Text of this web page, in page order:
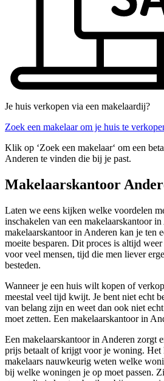
Je huis verkopen via een makelaardij?
Zoek een makelaar om je huis te
Klik op ‘Zoek een makelaar‘ om een
Anderen te vinden die bij je past.
Makelaarskantoor
Laten we eens kijken welke voordelen
inschakelen van een makelaarskantoor
makelaarskantoor in Anderen kan je ten
moeite besparen. Dit proces is altijd
voor veel mensen, tijd die men liever
besteden.
Wanneer je een huis wilt kopen of
meestal veel tijd kwijt. Je bent niet echt
van belang zijn en weet dan ook niet
moet zetten. Een makelaarskantoor in
Een makelaarskantoor in Anderen zorgt
prijs betaalt of krijgt voor je woning.
makelaars nauwkeurig weten welke
bij welke woningen je op moet passen.